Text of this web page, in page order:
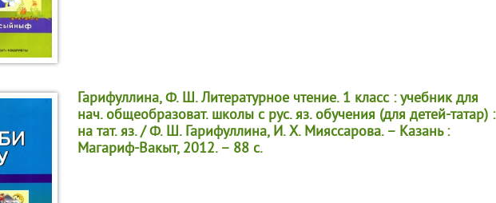
Гарифуллина, Ф. Ш. Литературное чтение. 1 класс : учебник для
нач. общеобразоват. школы с рус. яз. обучения (для детей-татар) :
на тат. яз. / Ф. Ш. Гарифуллина, И. Х. Мияссарова. – Казань :
Магариф-Вакыт, 2012. – 88 с.